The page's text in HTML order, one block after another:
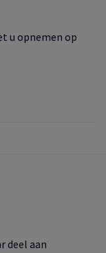
u opnemen op
deel aan